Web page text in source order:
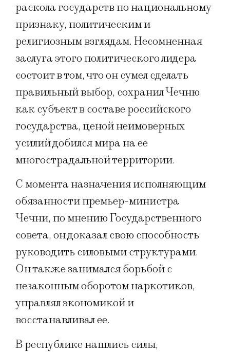
раскола государств по национальному
признаку, политическим и
религиозным взглядам. Несомненная
заслуга этого политического лидера
состоит в том, что он сумел сделать
правильный выбор, сохранил Чечню
как субъект в составе российского
государства, ценой неимоверных
усилий добился мира на ее
многострадальной территории.
С момента назначения исполняющим
обязанности премьер-министра
Чечни, по мнению Государственного
совета, он доказал свою способность
руководить силовыми структурами.
Он также занимался борьбой с
незаконным оборотом наркотиков,
управлял экономикой и
восстанавливал ее.
В республике нашлись силы,